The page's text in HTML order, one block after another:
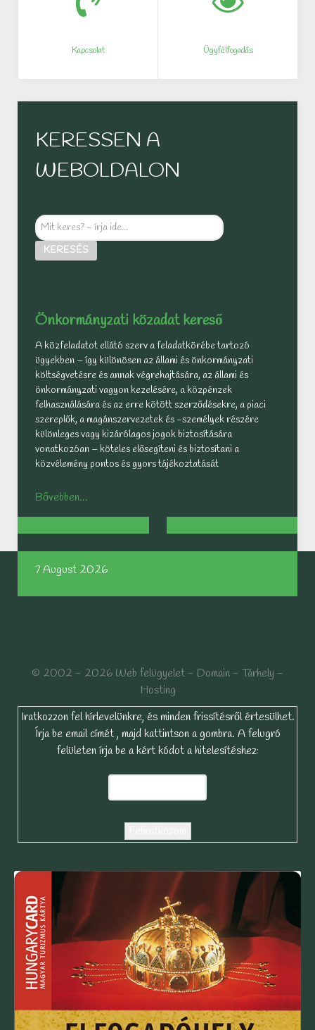
Kapcsolat Ügyfélfogadás
KERESSEN A
WEBOLDALON
Mit
keres?
- KERESÉS
Önkormányzati közadat kereső
A közfeladatot ellátó szerv a feladatkörébe tartozó
ügyekben – így különösen az állami és önkormányzati
költségvetésre és annak végrehajtására, az állami és
önkormányzati vagyon kezelésére, a közpénzek
felhasználására és az erre kötött szerződésekre, a piaci
szereplők, a magánszervezetek és -személyek részére
különleges vagy kizárólagos jogok biztosítására
vonatkozóan – köteles elősegíteni és biztosítani a
közvélemény pontos és gyors tájékoztatását
Bővebben...
7 August 2026
© 2002 - 2026 Web felügyelet - Domain - Tárhely -
Hosting
Iratkozzon fel hírlevelünkre, és minden frissítésről értesülhet.
Írja be email címét , majd kattintson a gombra. A felugró
felületen írja be a kért kódot a hitelesítéshez: